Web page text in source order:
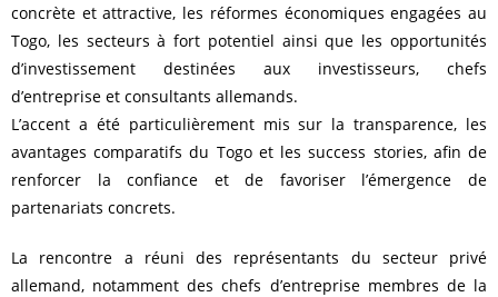
concrète et attractive, les réformes économiques engagées au
Togo, les secteurs à fort potentiel ainsi que les opportunités
d’investissement destinées aux investisseurs, chefs
d’entreprise et consultants allemands.
L’accent a été particulièrement mis sur la transparence, les
avantages comparatifs du Togo et les success stories, afin de
renforcer la confiance et de favoriser l’émergence de
partenariats concrets.
La rencontre a réuni des représentants du secteur privé
allemand, notamment des chefs d’entreprise membres de la